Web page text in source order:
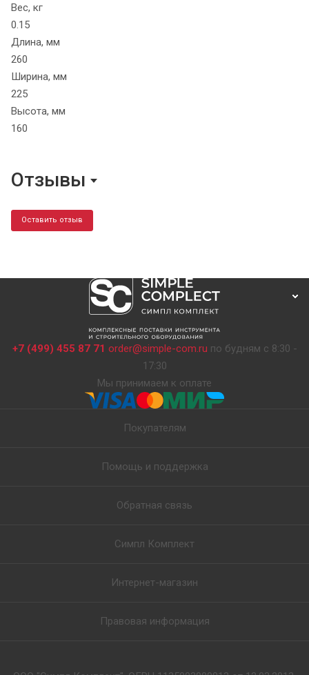
Вес, кг
0.15
Длина, мм
260
Ширина, мм
225
Высота, мм
160
Отзывы
Оставить отзыв
+7 (499) 455 87 71 order@simple-com.ru по будням с 8:30 -
17:30
Мы принимаем к оплате
Покупателям
Помощь и поддержка
Обратная связь
Симпл Комплект
Интернет-магазин
Правовая информация